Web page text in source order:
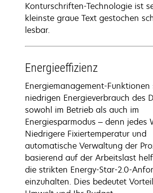
Konturschriften-Technologie ist
kleinste graue Text gestochen
lesbar.
Energieeffizienz
Energiemanagement-
niedrigen Energieverbrauch des
sowohl im Betrieb als auch im
Energiesparmodus – denn jedes
Niedrigere Fixiertemperatur und
automatische Verwaltung der
basierend auf der Arbeitslast
die strikten Energy-Star-2.0-
einzuhalten. Dies bedeutet